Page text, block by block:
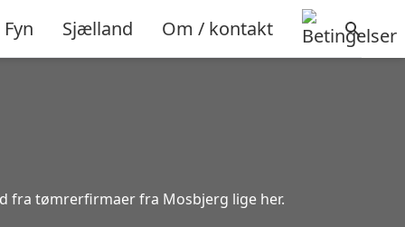
Fyn Sjælland Om / kontakt
fra tømrerfirmaer fra Mosbjerg lige her.